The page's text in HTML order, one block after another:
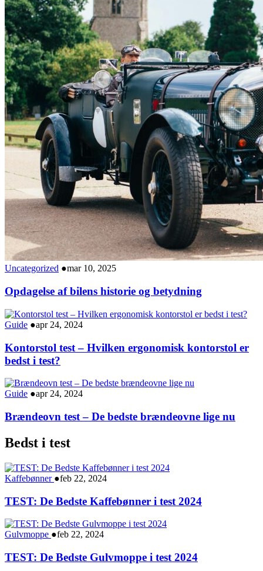
Uncategorized ●mar 10, 2025
Opdagelse af bilens historie og betydning
Guide ●apr 24, 2024
Kontorstol test – Hvilken ergonomisk kontorstol er
bedst i test?
Guide ●apr 24, 2024
Brændeovn test – De bedste brændeovne lige nu
Bedst i test
Kaffebønner ●feb 22, 2024
TEST: De Bedste Kaffebønner i test 2024
Gulvmoppe ●feb 22, 2024
TEST: De Bedste Gulvmoppe i test 2024